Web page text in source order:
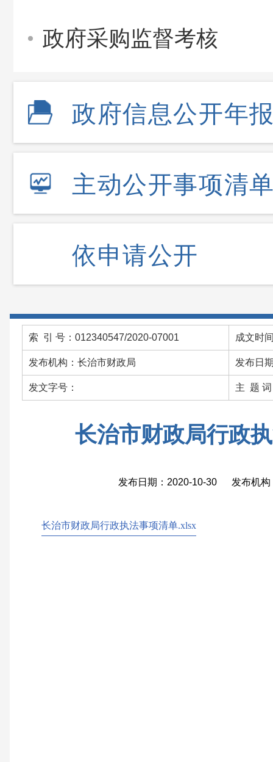
政府采购监督考核
政府信息公开年
主动公开事项清
依申请公开
索 引 号：012340547/2020-07001 成文时
发布机构：长治市财政局 发布日
发文字号： 主 题 词
长治市财政局行政
发布日期：2020-10-30 发布机构
长治市财政局行政执法事项清单.xlsx